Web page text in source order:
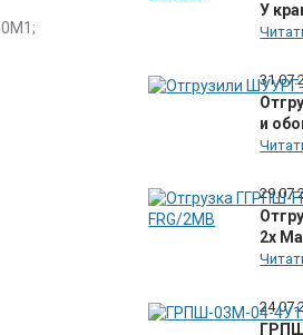
У
и
2х